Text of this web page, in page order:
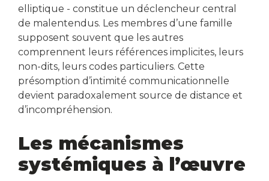
elliptique - constitue un déclencheur central
de malentendus. Les membres d’une famille
supposent souvent que les autres
comprennent leurs références implicites, leurs
non-dits, leurs codes particuliers. Cette
présomption d’intimité communicationnelle
devient paradoxalement source de distance et
d’incompréhension.
Les mécanismes
systémiques à l’œuvre